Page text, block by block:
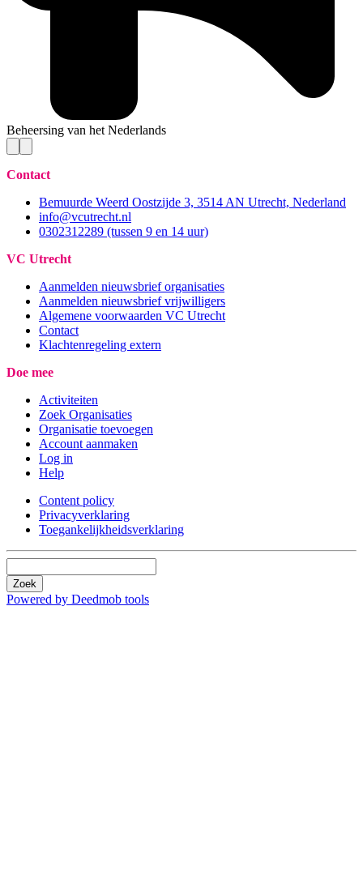
Beheersing van het Nederlands
Contact
Bemuurde Weerd Oostzijde 3, 3514 AN Utrecht, Nederland
info@vcutrecht.nl
0302312289 (tussen 9 en 14 uur)
VC Utrecht
Aanmelden nieuwsbrief organisaties
Aanmelden nieuwsbrief vrijwilligers
Algemene voorwaarden VC Utrecht
Contact
Klachtenregeling extern
Doe mee
Activiteiten
Zoek Organisaties
Organisatie toevoegen
Account aanmaken
Log in
Help
Content policy
Privacyverklaring
Toegankelijkheidsverklaring
Zoek
Powered by Deedmob tools